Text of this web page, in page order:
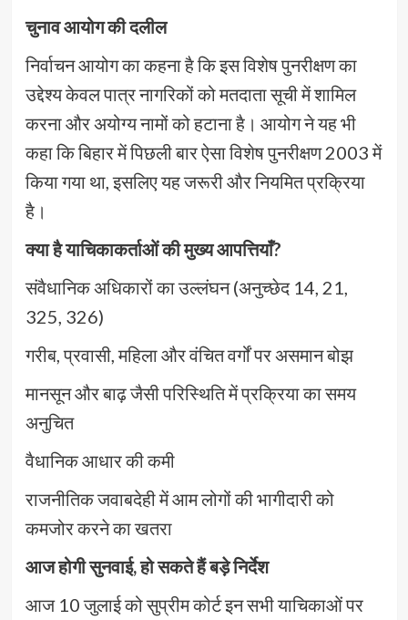
चुनाव आयोग की दलील
निर्वाचन आयोग का कहना है कि इस विशेष पुनरीक्षण का
उद्देश्य केवल पात्र नागरिकों को मतदाता सूची में शामिल
करना और अयोग्य नामों को हटाना है। आयोग ने यह भी
कहा कि बिहार में पिछली बार ऐसा विशेष पुनरीक्षण 2003 में
किया गया था, इसलिए यह जरूरी और नियमित प्रक्रिया
है।
क्या है याचिकाकर्ताओं की मुख्य आपत्तियाँ?
संवैधानिक अधिकारों का उल्लंघन (अनुच्छेद 14, 21,
325, 326)
गरीब, प्रवासी, महिला और वंचित वर्गों पर असमान बोझ
मानसून और बाढ़ जैसी परिस्थिति में प्रक्रिया का समय
अनुचित
वैधानिक आधार की कमी
राजनीतिक जवाबदेही में आम लोगों की भागीदारी को
कमजोर करने का खतरा
आज होगी सुनवाई, हो सकते हैं बड़े निर्देश
आज 10 जुलाई को सुप्रीम कोर्ट इन सभी याचिकाओं पर